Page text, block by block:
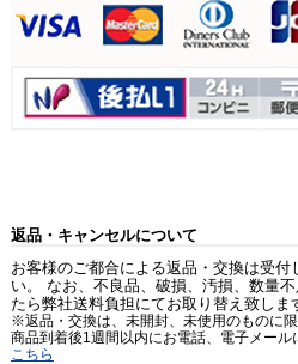
返品・キャンセルについて
お客様のご都合による返品・交換は受付
い。 なお、不良品、破損、汚損、数量
たら弊社送料負担にてお取り替え致しま
※返品・交換は、未開封、未使用のものに限
商品到着後1週間以内にお電話、電子メー
こちら